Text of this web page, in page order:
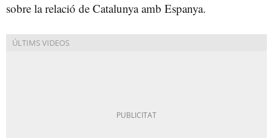
sobre la relació de Catalunya amb Espanya.